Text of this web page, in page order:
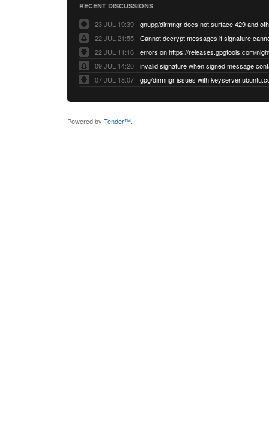
RECENT DISCUSSIONS
23 JUL 19:39
22 JUL 21:55
22 JUL 11:16
errors on https://releases.gpgtools.com/
09 JUL 14:20
07 JUL 18:07
Powered by Tender™